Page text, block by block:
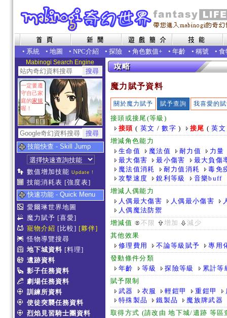
• 系統 • 地圖 • NPC介紹 • 探險 • 角色數值+ • 年齡 • 稱號 • 食
Mabinogi Search Engine
一定要遵
守自己家
庭的家規
喔！
技能快查 - Skill Jump
數值增加技能 Update !
技能消耗表 [強度表]
快速功能 - Quick Menu
愛爾琳世界地圖
魔力賦予 [喜愛]
寵物介紹 [比較] [夥伴]
怪物導覽搜尋
地下城資料 [料理]
遺跡資料
影子任務資料
劇場任務資料
訓練所資料
使徒突襲任務資料
烈焰見習騎士團資料
魔力賦予資料
關於魔力賦予 賦予查詢 我喜愛的
接頭或接尾(等級)
接頭 ( 英文 /數字 ) 接尾 (英文
增減角色能力
生命值
魔法值 耐力值
力量
最大傷害
最小傷害
最大負傷
魔法值消耗
耐力值消耗
毒免
攻擊速度
銳利等級
音樂buff
增減人偶能力
人偶最大傷害
人偶最小傷害
人偶魔法防禦
增減值
不限 增加
減少
其他效果
修理費用
不論等級賦予
專用
發動條件分類
年齡
等級 探險等級
累計等
賦予限制
武器
衣服 輕鎧甲 重鎧甲
特殊製品
鐵製品
魔族牌武器
取得方式 (請改由 地下城/遺跡 等區